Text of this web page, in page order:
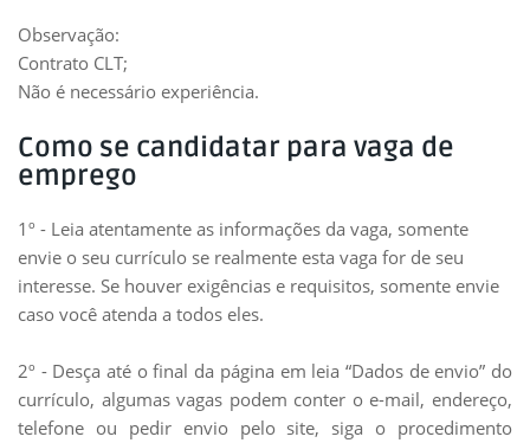
Observação:
Contrato CLT;
Não é necessário experiência.
Como se candidatar para vaga de
emprego
1º - Leia atentamente as informações da vaga, somente
envie o seu currículo se realmente esta vaga for de seu
interesse. Se houver exigências e requisitos, somente envie
caso você atenda a todos eles.
2º - Desça até o final da página em leia “Dados de envio” do
currículo, algumas vagas podem conter o e-mail, endereço,
telefone ou pedir envio pelo site, siga o procedimento